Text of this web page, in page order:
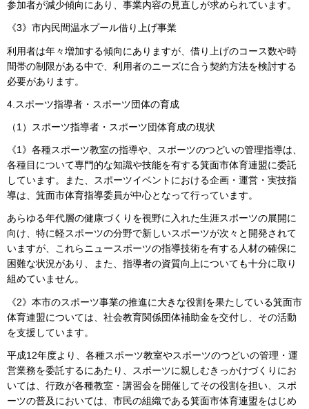
参加者が減少傾向にあり、事業内容の見直しが求められています。
《3》市内民間温水プール借り上げ事業
利用者は年々増加する傾向にありますが、借り上げのコース数や時
間帯の制限がある中で、利用者のニーズに合う契約方法を検討する
必要があります。
4.スポーツ指導者・スポーツ団体の育成
（1）スポーツ指導者・スポーツ団体育成の現状
《1》各種スポーツ教室の指導や、スポーツのつどいの管理指導は、
各種目について専門的な知識や技能を有する箕面市体育連盟に委託
しています。また、スポーツイベントにおける企画・運営・実技指
導は、箕面市体育指導委員が中心となって行っています。
あらゆる年代層の健康づくりを視野に入れた生涯スポーツの展開に
向け、特に軽スポーツの分野で新しいスポーツが次々と開発されて
いますが、これらニュースポーツの指導技術を有する人材の確保に
困難な状況があり、また、指導者の資質向上についても十分に取り
組めていません。
《2》本市のスポーツ事業の推進に大きな役割を果たしている箕面市
体育連盟については、社会教育関係団体補助金を交付し、その活動
を支援しています。
平成12年度より、各種スポーツ教室やスポーツのつどいの管理・運
営業務を委託するにあたり、スポーツに親しむきっかけづくりにお
いては、行政が各種教室・講習会を開催してその役割を担い、スポ
ーツの普及においては、市民の組織である箕面市体育連盟をはじめ